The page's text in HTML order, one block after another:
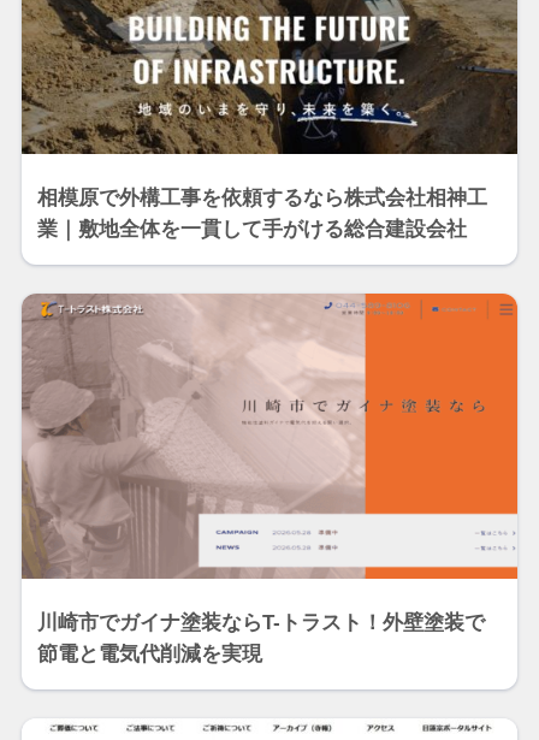
相模原で外構工事を依頼するなら株式会社相神工
業｜敷地全体を一貫して手がける総合建設会社
川崎市でガイナ塗装ならT-トラスト！外壁塗装で
節電と電気代削減を実現